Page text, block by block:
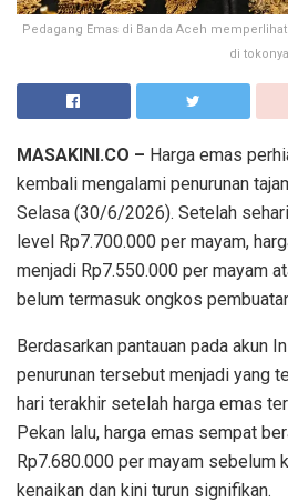
Pedagang Emas di Banda Aceh
di
MASAKINI.CO – Harga emas
kembali mengalami penurunan
Selasa (30/6/2026). Setelah
level Rp7.700.000 per mayam,
menjadi Rp7.550.000 per mayam
belum termasuk ongkos
Berdasarkan pantauan pada akun
penurunan tersebut menjadi yang
hari terakhir setelah harga emas
Pekan lalu, harga emas sempat
Rp7.680.000 per mayam sebelum
kenaikan dan kini turun signifikan.